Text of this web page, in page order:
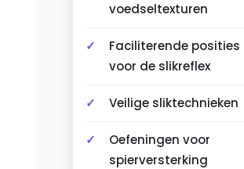
voedseltexturen
Faciliterende posities
voor de slikreflex
Veilige sliktechnieken
Oefeningen voor
spierversterking